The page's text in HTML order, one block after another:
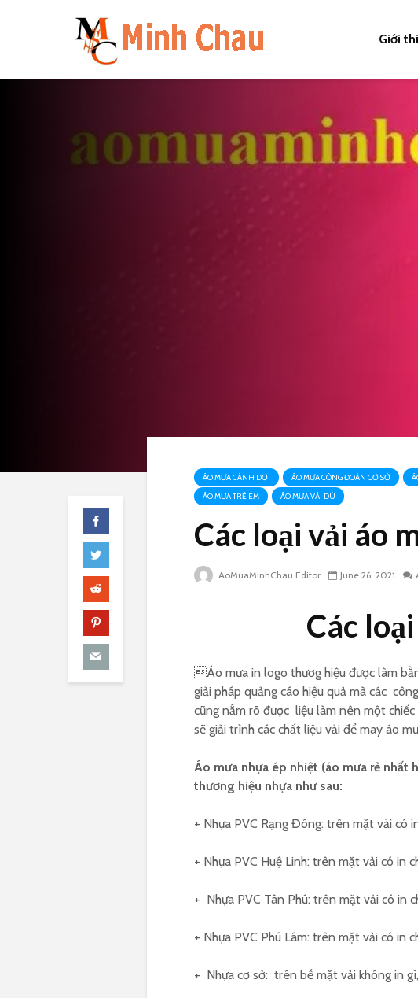
Giới
ÁO MƯA CÁNH DƠI ÁO MƯA CÔNG ĐOÀN CƠ SỞ
ÁO MƯA TRẺ EM
ÁO MƯA VẢI DÙ
Các loại vải áo
AoMuaMinhChau Editor June 26, 2021
Các
Áo mưa in logo thươg hiệu được làm
giải pháp quảng cáo hiệu quả mà các
cũng nắm rõ được liệu làm nên một
sẽ giải trình các chất liệu vải để may áo
Áo mưa nhựa ép nhiệt (áo mưa rẻ
thương hiệu nhựa như sau:
+ Nhựa PVC Rạng Đông: trên mặt vải có
+ Nhựa PVC Huệ Linh: trên mặt vải có in
+ Nhựa PVC Tân Phú: trên mặt vải có in
+ Nhựa PVC Phú Lâm: trên mặt vải có in
+ Nhựa cơ sở: trên bề mặt vải không in